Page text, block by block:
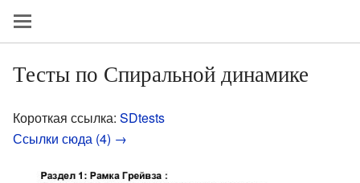
Тесты по Спиральной динамике
Короткая ссылка: SDtests
Ссылки сюда (4) →